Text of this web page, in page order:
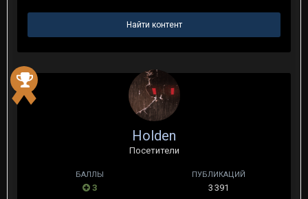
Найти контент
Holden
Посетители
БАЛЛЫ
3
ПУБЛИКАЦИЙ
3 391